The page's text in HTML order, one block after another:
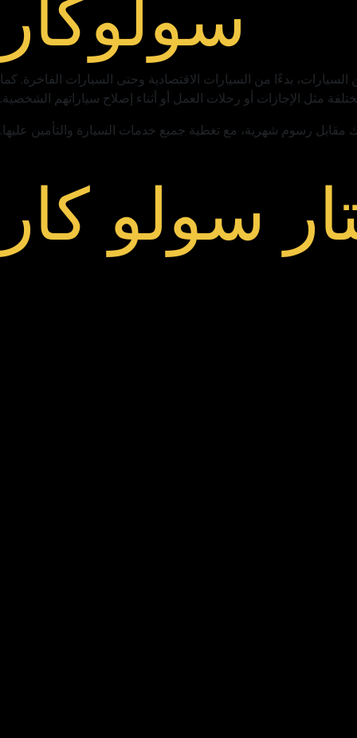
سولوكار
واسعة من السيارات، بدءًا من السيارات الاقتصادية وحتى السيارات الفاخرة. كما
مثل الإجازات أو رحلات العمل أو أثناء إصلاح سياراتهم الشخصية.
مقابل رسوم شهرية، مع تغطية جميع خدمات السيارة والتأمين عليها.
سولو كار